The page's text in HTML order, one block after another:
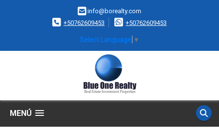
info@borealty.com
+50762609453
+50762609453
Select Language ▼
MENÚ